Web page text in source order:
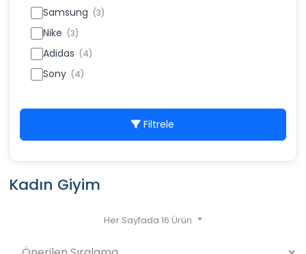
Samsung (3)
Nike (3)
Adidas (4)
Sony (4)
Filtrele
Kadın Giyim
Her Sayfada 16 Ürün